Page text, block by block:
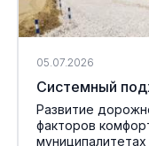
05.07.2026
Системный
Развитие
факторов